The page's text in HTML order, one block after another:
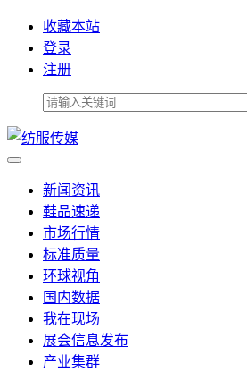
收藏本站
登录
注册
新闻资讯
鞋品速递
市场行情
标准质量
环球视角
国内数据
我在现场
展会信息发布
产业集群